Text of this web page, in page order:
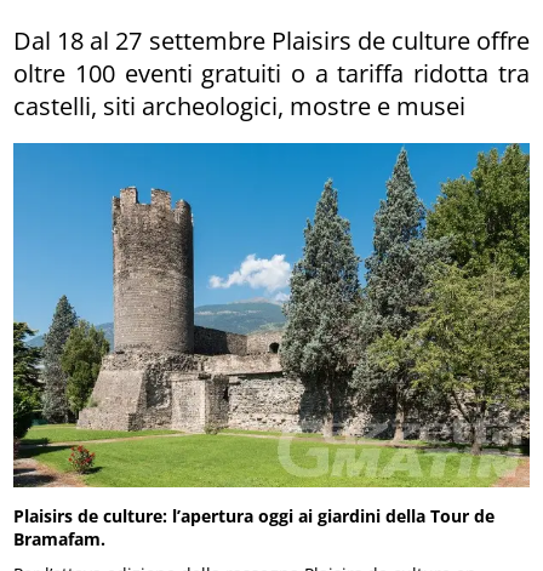
Dal 18 al 27 settembre Plaisirs de culture offre
oltre 100 eventi gratuiti o a tariffa ridotta tra
castelli, siti archeologici, mostre e musei
Plaisirs de culture: l’apertura oggi ai giardini della Tour de
Bramafam.